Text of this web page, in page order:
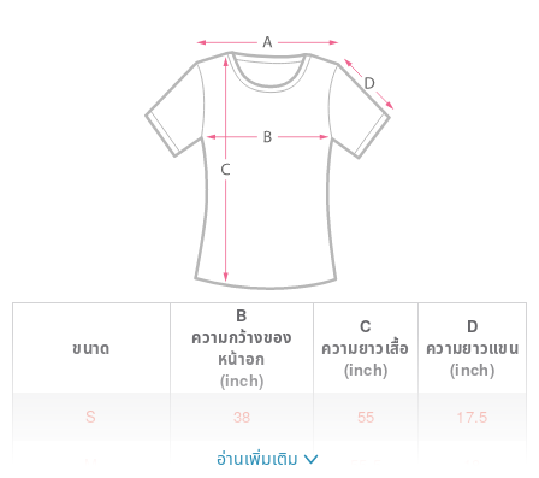
ขนาด
B
ความกว้างของ
หน้าอก
(inch)
C
ความยาวเสื้อ
(inch)
D
ความยาวแขน
(inch)
S 38 55 17.5
40
อ่านเพิ่มเติม